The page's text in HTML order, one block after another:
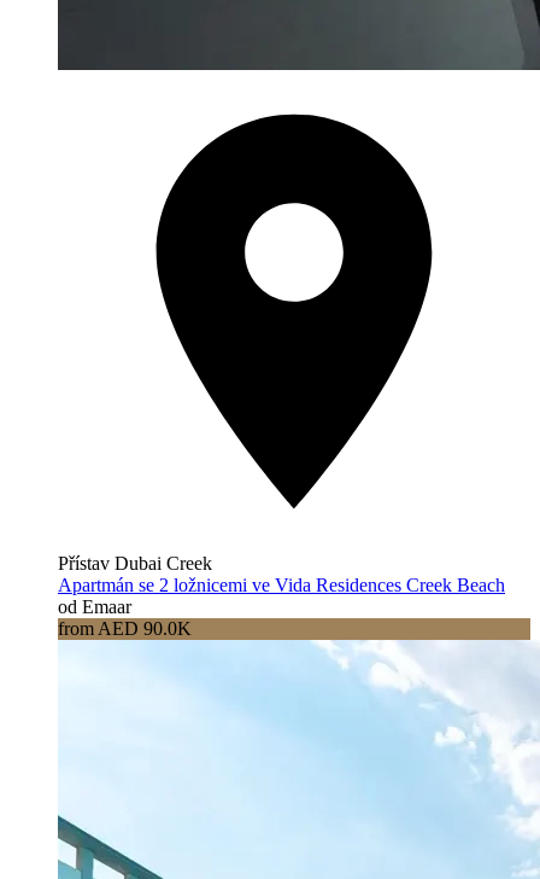
Přístav Dubai Creek
Apartmán se 2 ložnicemi ve Vida Residences Creek Beach
od Emaar
from AED 90.0K